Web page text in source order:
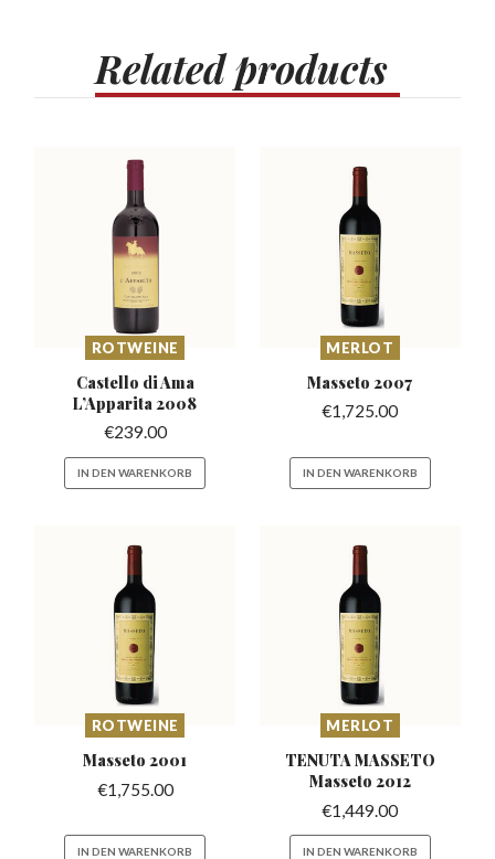
Relatedproducts
ROTWEINE
Castello di Ama
L’Apparita 2008
€239.00
IN DEN WARENKORB
MERLOT
Masseto 2007
€1,725.00
IN DEN WARENKORB
ROTWEINE
Masseto 2001
€1,755.00
IN DEN WARENKORB
MERLOT
TENUTA MASSETO
Masseto 2012
€1,449.00
IN DEN WARENKORB